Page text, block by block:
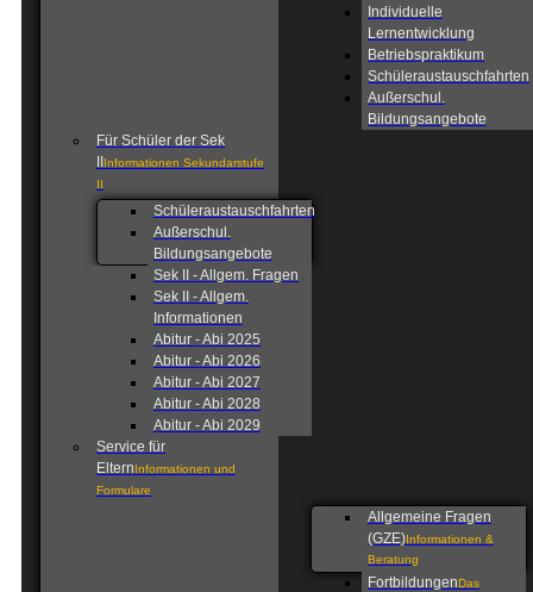
Individuelle
Lernentwicklung
Betriebspraktikum
Schüleraustauschfahrten
Außerschul.
Bildungsangebote
Für Schüler der Sek
Informationen Sekundarstufe
II
Schüleraustauschfahrten
Außerschul.
Bildungsangebote
Sek II - Allgem. Fragen
Sek II - Allgem.
Informationen
Abitur - Abi 2025
Abitur - Abi 2026
Abitur - Abi 2027
Abitur - Abi 2028
Abitur - Abi 2029
Service für
ElternInformationen und
Formulare
Allgemeine Fragen
(GZE)Informationen &
Beratung
FortbildungenDas